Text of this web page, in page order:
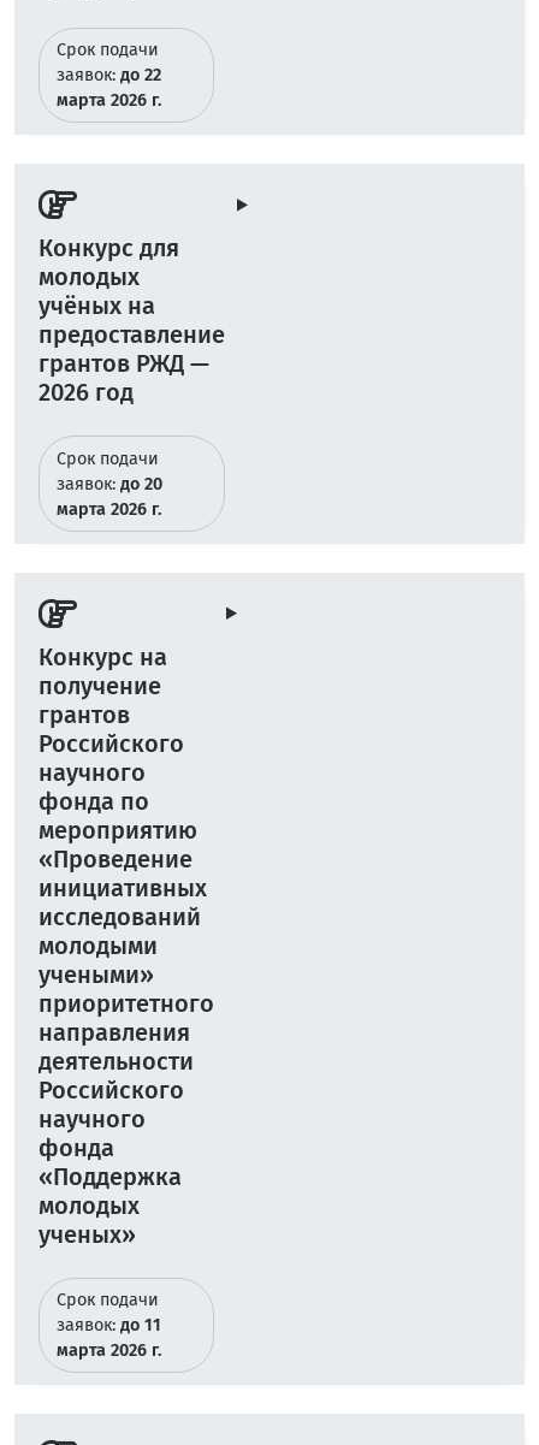
Срок подачи
заявок:до 22
марта 2026 г.
Конкурс для
молодых
учёных на
предоставление
грантов РЖД —
2026 год
Срок подачи
заявок:до 20
марта 2026 г.
Конкурс на
получение
грантов
Российского
научного
фонда по
мероприятию
«Проведение
инициативных
исследований
молодыми
учеными»
приоритетного
направления
деятельности
Российского
научного
фонда
«Поддержка
молодых
ученых»
Срок подачи
заявок:до 11
марта 2026 г.